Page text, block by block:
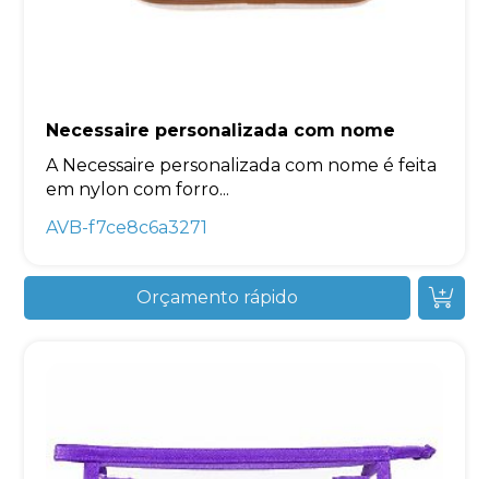
Necessaire personalizada com nome
A Necessaire personalizada com nome é feita
em nylon com forro...
AVB-f7ce8c6a3271
Orçamento rápido